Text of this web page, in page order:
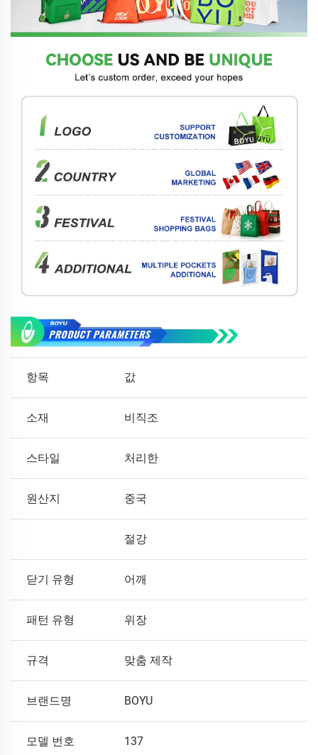
항목 값
소재 비직조
스타일 처리한
원산지 중국
절강
닫기 유형 어깨
패턴 유형 위장
규격 맞춤 제작
브랜드명 BOYU
모델 번호 137